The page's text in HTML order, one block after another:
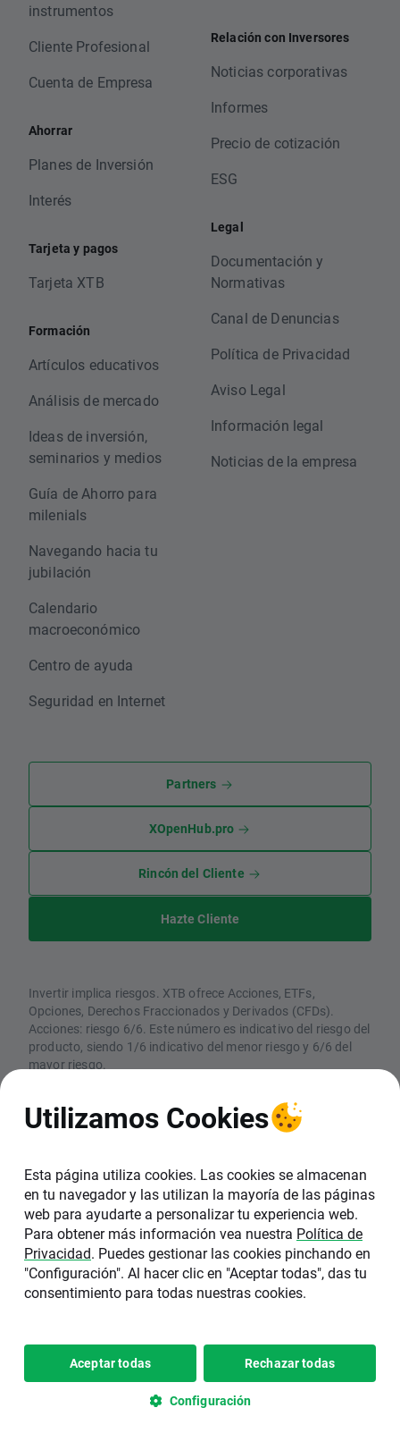
instrumentos
Cliente Profesional
Cuenta de Empresa
Ahorrar
Planes de Inversión
Interés
Tarjeta y pagos
Tarjeta XTB
Formación
Artículos educativos
Análisis de mercado
Ideas de inversión,
seminarios y medios
Guía de Ahorro para
milenials
Navegando hacia tu
jubilación
Calendario
macroeconómico
Centro de ayuda
Seguridad en Internet
Relación con Inversores
Noticias corporativas
Informes
Precio de cotización
ESG
Legal
Documentación y
Normativas
Canal de Denuncias
Política de Privacidad
Aviso Legal
Información legal
Noticias de la empresa
Partners
XOpenHub.pro
Rincón del Cliente
Hazte Cliente
Invertir implica riesgos. XTB ofrece Acciones, ETFs,
Opciones, Derechos Fraccionados y Derivados (CFDs).
Acciones: riesgo 6/6. Este número es indicativo del riesgo del
producto, siendo 1/6 indicativo del menor riesgo y 6/6 del
mayor riesgo.
asociados a un riesgo elevado de perder dinero rápidamente
debido al apalancamiento. El 77% de las cuentas de
inversores minoristas pierden dinero en la comercialización
el funcionamiento de los CFDs y si puede permitirse asumir
un riesgo elevado de perder su dinero
XTB SA, Sucursal en España (NIF W0601162A),
está inscrita en el Registro de la Comisión
Nacional del Mercado de Valores (CNMV) con el
número 40. La sede de XTB en España se
encuentra en C/ Pedro Teixeira 8, 6ª Planta,
Copyright 2026 © XTB SA, Sucursal
en España
•
Configuración de
cookies
Utilizamos Cookies
Esta página utiliza cookies. Las cookies se almacenan
en tu navegador y las utilizan la mayoría de las páginas
web para ayudarte a personalizar tu experiencia web.
Para obtener más información vea nuestra Política de
Privacidad. Puedes gestionar las cookies pinchando en
"Configuración". Al hacer clic en "Aceptar todas", das tu
consentimiento para todas nuestras cookies.
Aceptar todas Rechazar todas
Configuración